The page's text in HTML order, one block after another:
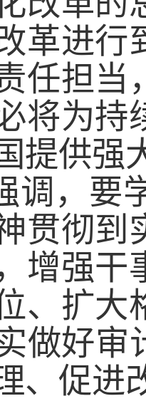
革进行
任担当
将为持
提供强
调，要
贯彻到
增强干
、扩大
做好
、促进